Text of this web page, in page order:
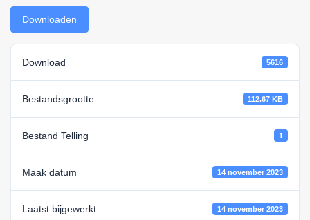
Downloaden
Download 5616
Bestandsgrootte 112.67 KB
Bestand Telling 1
Maak datum 14 november 2023
Laatst bijgewerkt 14 november 2023